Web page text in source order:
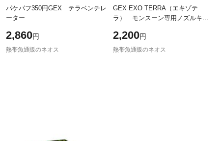
パケパフ350円GEX テラベンチレ
ーター
2,860円
熱帯魚通販のネオス
GEX EXO TERRA（エキゾテ
ラ） モンスーン専用ノズルキッ
【生体】【通販/販売】【アクアリ
ウム/あくあり
2,200円
熱帯魚通販のネオス